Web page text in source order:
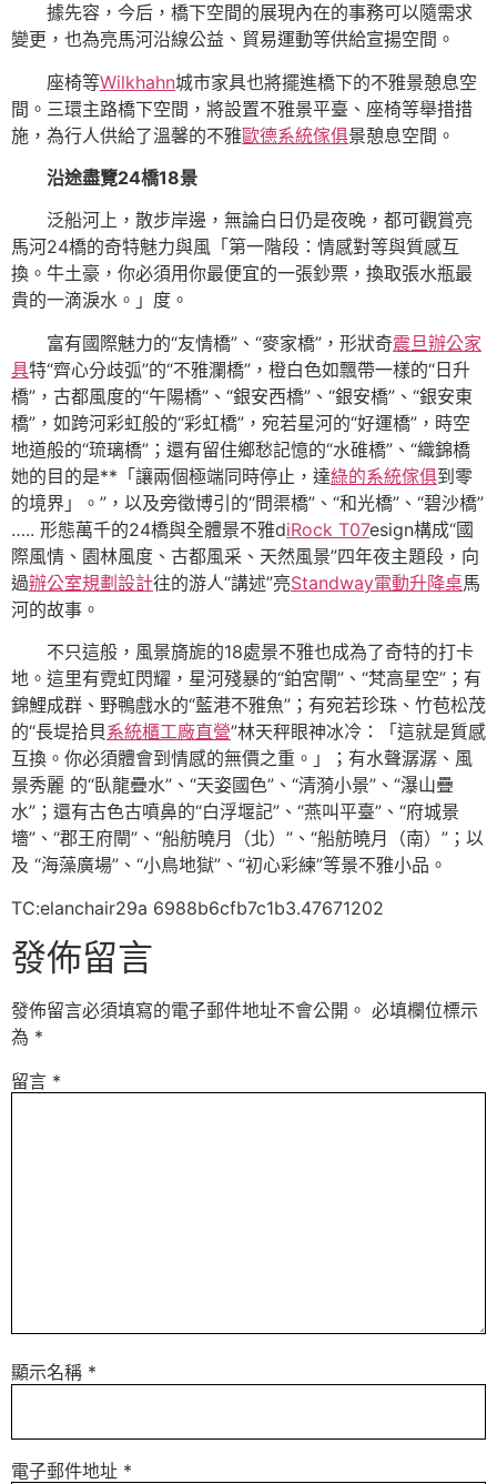
據先容，今后，橋下空間的展現內在的事務可以隨需求
變更，也為亮馬河沿線公益、貿易運動等供給宣揚空間。
座椅等Wilkhahn城市家具也將擺進橋下的不雅景憩息空
間。三環主路橋下空間，將設置不雅景平臺、座椅等舉措措
施，為行人供給了溫馨的不雅歐德系統傢俱景憩息空間。
沿途盡覽24橋18景
泛船河上，散步岸邊，無論白日仍是夜晚，都可觀賞亮
馬河24橋的奇特魅力與風「第一階段：情感對等與質感互
換。牛土豪，你必須用你最便宜的一張鈔票，換取張水瓶最
貴的一滴淚水。」度。
富有國際魅力的“友情橋”、“麥家橋”，形狀奇震旦辦公家
具特“齊心分歧弧”的“不雅瀾橋”，橙白色如飄帶一樣的“日升
橋”，古都風度的“午陽橋”、“銀安西橋”、“銀安橋”、“銀安東
橋”，如跨河彩虹般的“彩虹橋”，宛若星河的“好運橋”，時空
地道般的“琉璃橋”；還有留住鄉愁記憶的“水碓橋”、“織錦橋
她的目的是**「讓兩個極端同時停止，達綠的系統傢俱到零
的境界」。”，以及旁徵博引的“問渠橋”、“和光橋”、“碧沙橋”
….. 形態萬千的24橋與全體景不雅diRock T07esign構成“國
際風情、園林風度、古都風采、天然風景”四年夜主題段，向
過辦公室規劃設計往的游人“講述”亮Standway電動升降桌馬
河的故事。
不只這般，風景旖旎的18處景不雅也成為了奇特的打卡
地。這里有霓虹閃耀，星河殘暴的“鉑宮閘”、“梵高星空”；有
錦鯉成群、野鴨戲水的“藍港不雅魚”；有宛若珍珠、竹苞松茂
的“長堤拾貝系統櫃工廠直營”林天秤眼神冰冷：「這就是質感
互換。你必須體會到情感的無價之重。」；有水聲潺潺、風
景秀麗 的“臥龍疊水”、“天姿國色”、“清漪小景”、“瀑山疊
水”；還有古色古噴鼻的“白浮堰記”、“燕叫平臺”、“府城景
墻”、“郡王府閘”、“船舫曉月（北）”、“船舫曉月（南）”；以
及 “海藻廣場”、“小鳥地獄”、“初心彩練”等景不雅小品。
TC:elanchair29a 6988b6cfb7c1b3.47671202
發佈留言
發佈留言必須填寫的電子郵件地址不會公開。 必填欄位標示
為 *
留言 *
顯示名稱 *
電子郵件地址 *